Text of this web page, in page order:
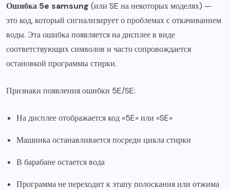
Ошибка 5e samsung (или SE на некоторых моделях) —
это код, который сигнализирует о проблемах с откачиванием
воды. Эта ошибка появляется на дисплее в виде
соответствующих символов и часто сопровождается
остановкой программы стирки.
Признаки появления ошибки 5E/SE:
На дисплее отображается код «5E» или «SE»
Машинка останавливается посреди цикла стирки
В барабане остается вода
Программа не переходит к этапу полоскания или отжима